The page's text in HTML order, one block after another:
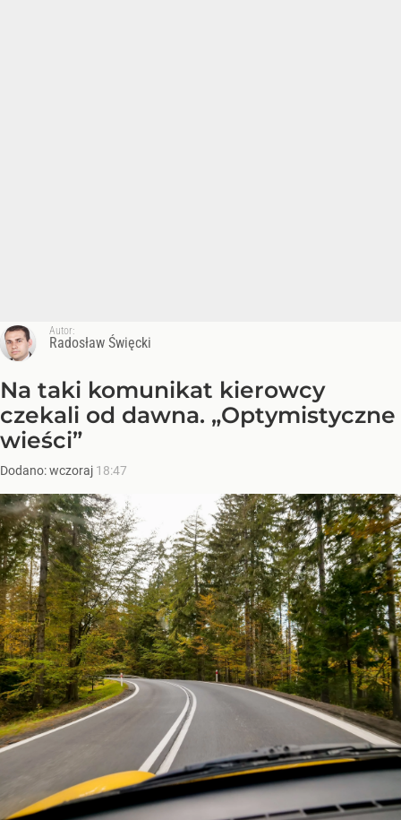
Autor:
Radosław Święcki
Na taki komunikat kierowcy
czekali od dawna. „Optymistyczne
wieści”
Dodano:wczoraj 18:47